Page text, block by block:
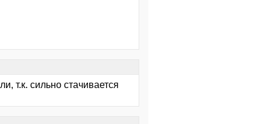
т.к. сильно стачивается